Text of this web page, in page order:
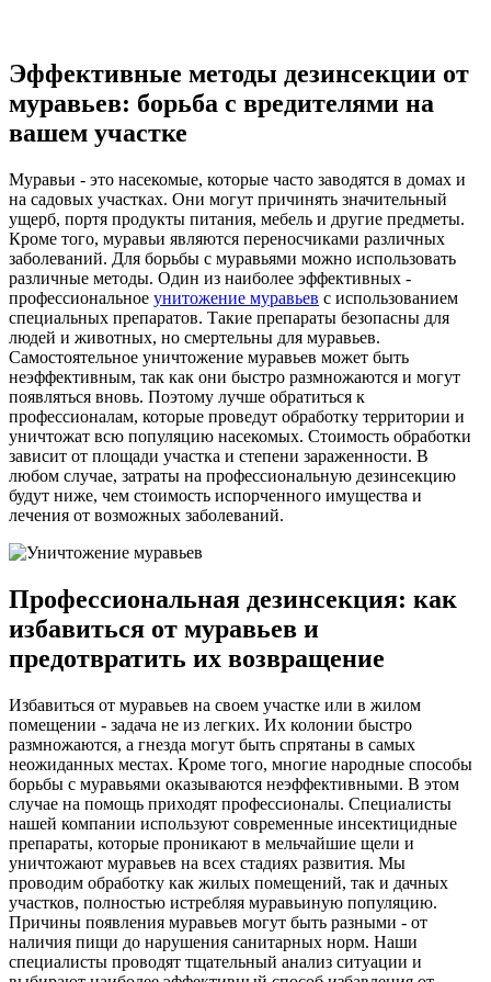
Эффективные методы дезинсекции от
муравьев: борьба с вредителями на
вашем участке
Муравьи - это насекомые, которые часто заводятся в домах и
на садовых участках. Они могут причинять значительный
ущерб, портя продукты питания, мебель и другие предметы.
Кроме того, муравьи являются переносчиками различных
заболеваний. Для борьбы с муравьями можно использовать
различные методы. Один из наиболее эффективных -
профессиональное унитожение муравьев с использованием
специальных препаратов. Такие препараты безопасны для
людей и животных, но смертельны для муравьев.
Самостоятельное уничтожение муравьев может быть
неэффективным, так как они быстро размножаются и могут
появляться вновь. Поэтому лучше обратиться к
профессионалам, которые проведут обработку территории и
уничтожат всю популяцию насекомых. Стоимость обработки
зависит от площади участка и степени зараженности. В
любом случае, затраты на профессиональную дезинсекцию
будут ниже, чем стоимость испорченного имущества и
лечения от возможных заболеваний.
Профессиональная дезинсекция: как
избавиться от муравьев и
предотвратить их возвращение
Избавиться от муравьев на своем участке или в жилом
помещении - задача не из легких. Их колонии быстро
размножаются, а гнезда могут быть спрятаны в самых
неожиданных местах. Кроме того, многие народные способы
борьбы с муравьями оказываются неэффективными. В этом
случае на помощь приходят профессионалы. Специалисты
нашей компании используют современные инсектицидные
препараты, которые проникают в мельчайшие щели и
уничтожают муравьев на всех стадиях развития. Мы
проводим обработку как жилых помещений, так и дачных
участков, полностью истребляя муравьиную популяцию.
Причины появления муравьев могут быть разными - от
наличия пищи до нарушения санитарных норм. Наши
специалисты проводят тщательный анализ ситуации и